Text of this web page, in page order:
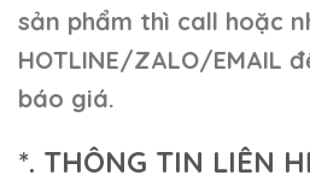
sản phẩm thì call hoặc
HOTLINE/ZALO/EMAIL
báo giá.
*. THÔNG TIN LIÊN